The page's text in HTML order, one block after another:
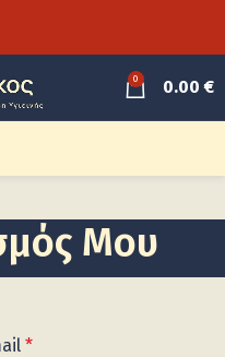
0 0.00€
Μου
*